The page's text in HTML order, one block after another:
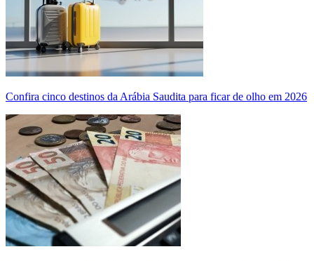
Confira cinco destinos da Arábia Saudita para ficar de olho em 2026